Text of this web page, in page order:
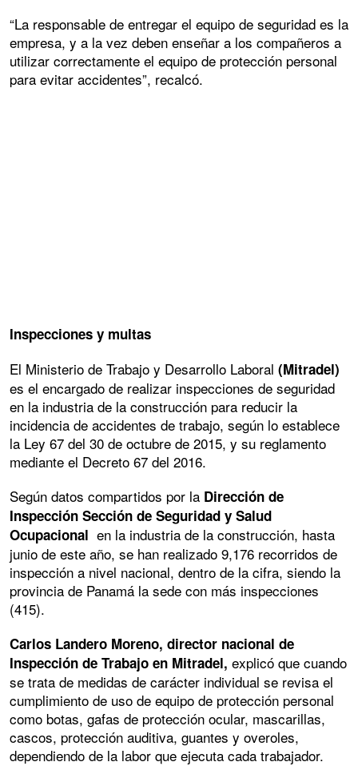
“La responsable de entregar el equipo de seguridad es la
empresa, y a la vez deben enseñar a los compañeros a
utilizar correctamente el equipo de protección personal
para evitar accidentes”, recalcó.
Inspecciones y multas
El Ministerio de Trabajo y Desarrollo Laboral (Mitradel)
es el encargado de realizar inspecciones de seguridad
en la industria de la construcción para reducir la
incidencia de accidentes de trabajo, según lo establece
la Ley 67 del 30 de octubre de 2015, y su reglamento
mediante el Decreto 67 del 2016.
Según datos compartidos por la Dirección de
Inspección Sección de Seguridad y Salud
Ocupacional en la industria de la construcción, hasta
junio de este año, se han realizado 9,176 recorridos de
inspección a nivel nacional, dentro de la cifra, siendo la
provincia de Panamá la sede con más inspecciones
(415).
Carlos Landero Moreno, director nacional de
Inspección de Trabajo en Mitradel, explicó que cuando
se trata de medidas de carácter individual se revisa el
cumplimiento de uso de equipo de protección personal
como botas, gafas de protección ocular, mascarillas,
cascos, protección auditiva, guantes y overoles,
dependiendo de la labor que ejecuta cada trabajador.